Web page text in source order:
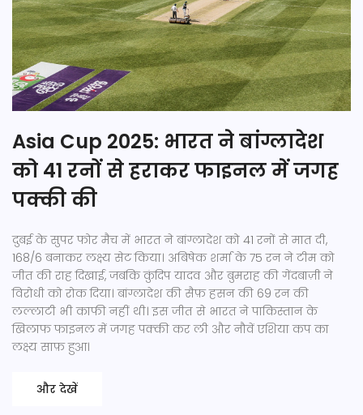
Asia Cup 2025: भारत ने बांग्लादेश
को 41 रनों से हराकर फाइनल में जगह
पक्की की
दुबई के सुपर फोर मैच में भारत ने बांग्लादेश को 41 रनों से मात दी,
168/6 बनाकर लक्ष्य सेट किया। अबिषेक शर्मा के 75 रन ने टीम को
जीत की राह दिखाई, जबकि कुंदिप यादव और बुमराह की गेंदबाज़ी ने
विरोधी को रोक दिया। बांग्लादेश की सैफ़ हसन की 69 रन की
लल्लाटी भी काफी नहीं थी। इस जीत से भारत ने पाकिस्तान के
खिलाफ फाइनल में जगह पक्की कर ली और नौवें एशिया कप का
लक्ष्य साफ़ हुआ।
और देखें